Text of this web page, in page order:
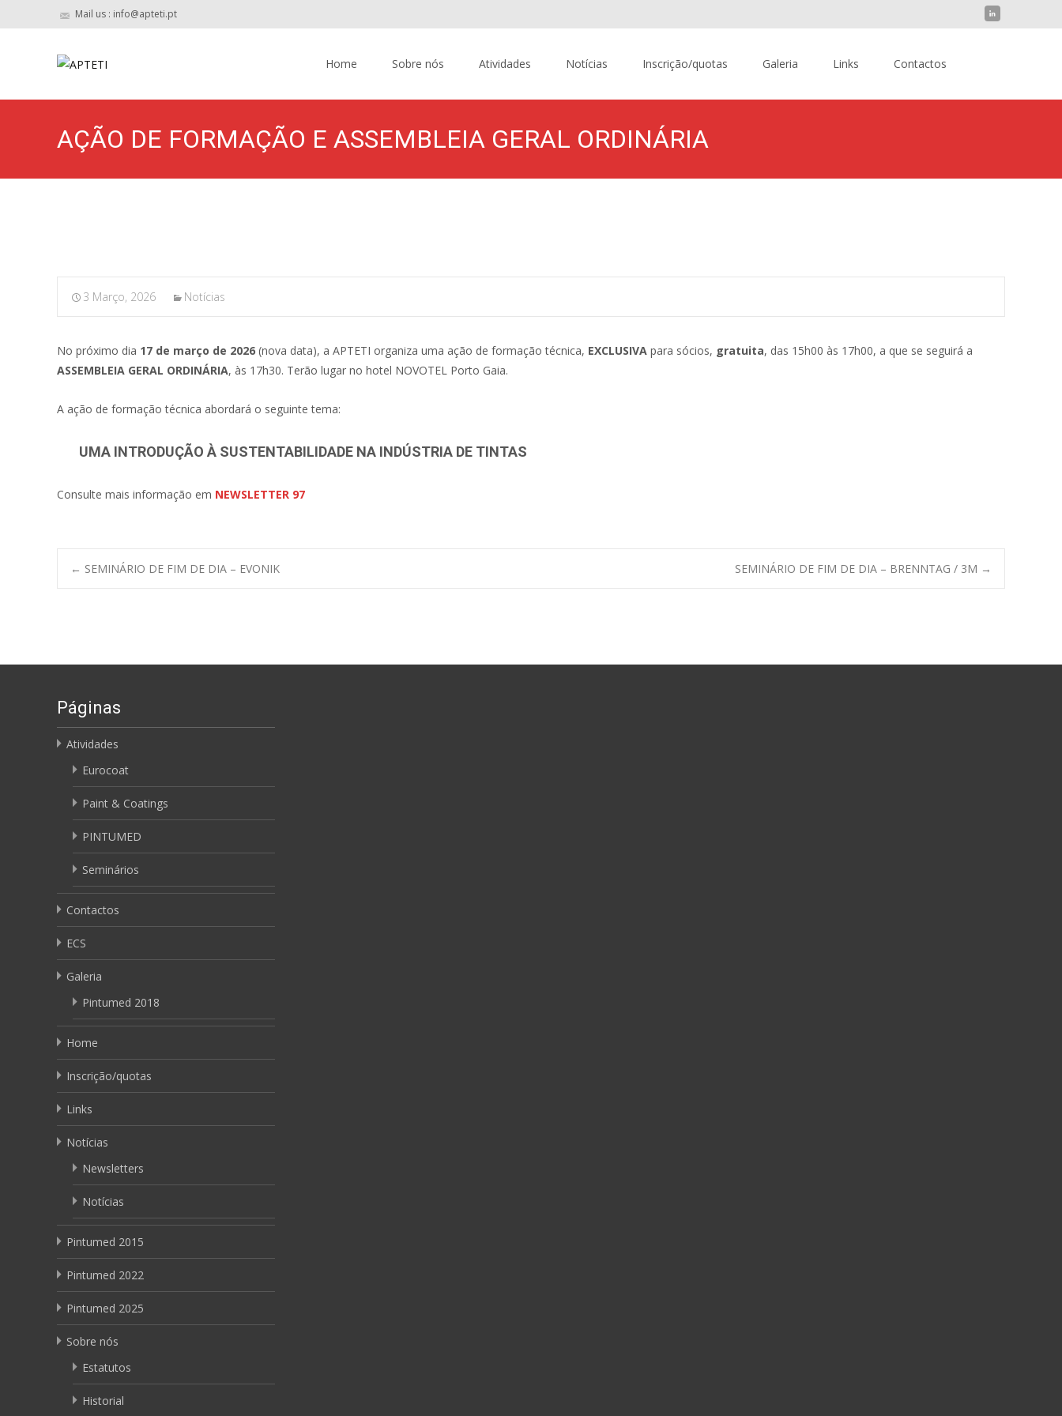
Mail us : info@apteti.pt
Home
Sobre nós Atividades Notícias Inscrição/quotas Galeria Links Contactos
AÇÃO DE FORMAÇÃO E ASSEMBLEIA GERAL ORDINÁRIA
3 Março, 2026 Notícias
No próximo dia 17 de março de 2026 (nova data), a APTETI organiza uma ação de formação técnica, EXCLUSIVA para sócios, gratuita, das 15h00 às 17h00, a que se seguirá a
ASSEMBLEIA GERAL ORDINÁRIA, às 17h30. Terão lugar no hotel NOVOTEL Porto Gaia.
A ação de formação técnica abordará o seguinte tema:
UMA INTRODUÇÃO À SUSTENTABILIDADE NA INDÚSTRIA DE TINTAS
Consulte mais informação em NEWSLETTER 97
← SEMINÁRIO DE FIM DE DIA – EVONIK SEMINÁRIO DE FIM DE DIA – BRENNTAG / 3M →
Páginas
Atividades
Eurocoat
Paint & Coatings
PINTUMED
Seminários
Contactos
ECS
Galeria
Pintumed 2018
Home
Inscrição/quotas
Links
Notícias
Newsletters
Notícias
Pintumed 2015
Pintumed 2022
Pintumed 2025
Sobre nós
Estatutos
Historial